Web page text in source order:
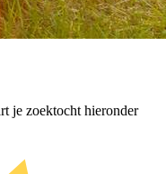
je zoektocht hieronder